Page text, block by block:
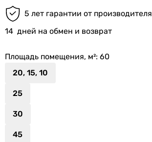
5 лет гарантии от производителя
14 дней на обмен и возврат
Площадь помещения, м²: 60
20, 15, 10
25
30
45